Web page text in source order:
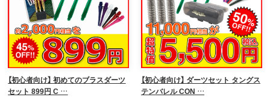
【初心者向け】 初めてのブラスダーツ
セット 899円 C …
【初心者向け】 ダーツセット タングス
テンバレル CON …